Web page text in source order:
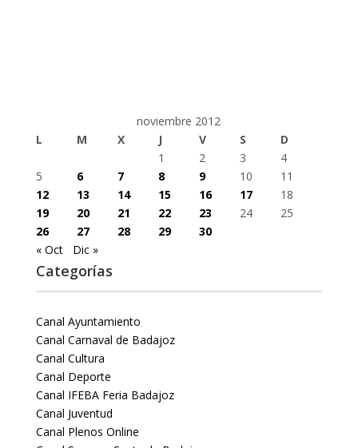
noviembre 2012
L
M X J V S
D
1
2 3
4
5
6 7 8 9 10
11
12
13 14 15 16 17
18
19
20 21 22 23 24
25
26
27 28 29
30
« Oct
Dic »
Categorías
Canal Ayuntamiento
Canal Carnaval de Badajoz
Canal Cultura
Canal Deporte
Canal IFEBA Feria Badajoz
Canal Juventud
Canal Plenos Online